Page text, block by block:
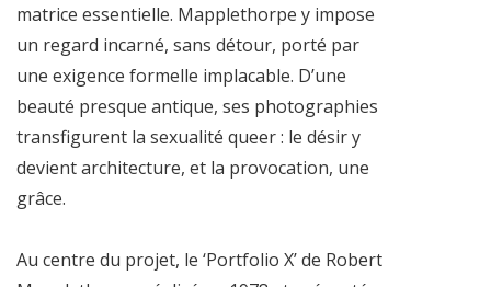
matrice essentielle. Mapplethorpe y impose
un regard incarné, sans détour, porté par
une exigence formelle implacable. D’une
beauté presque antique, ses photographies
transfigurent la sexualité queer : le désir y
devient architecture, et la provocation, une
grâce.
Au centre du projet, le ‘Portfolio X’ de Robert